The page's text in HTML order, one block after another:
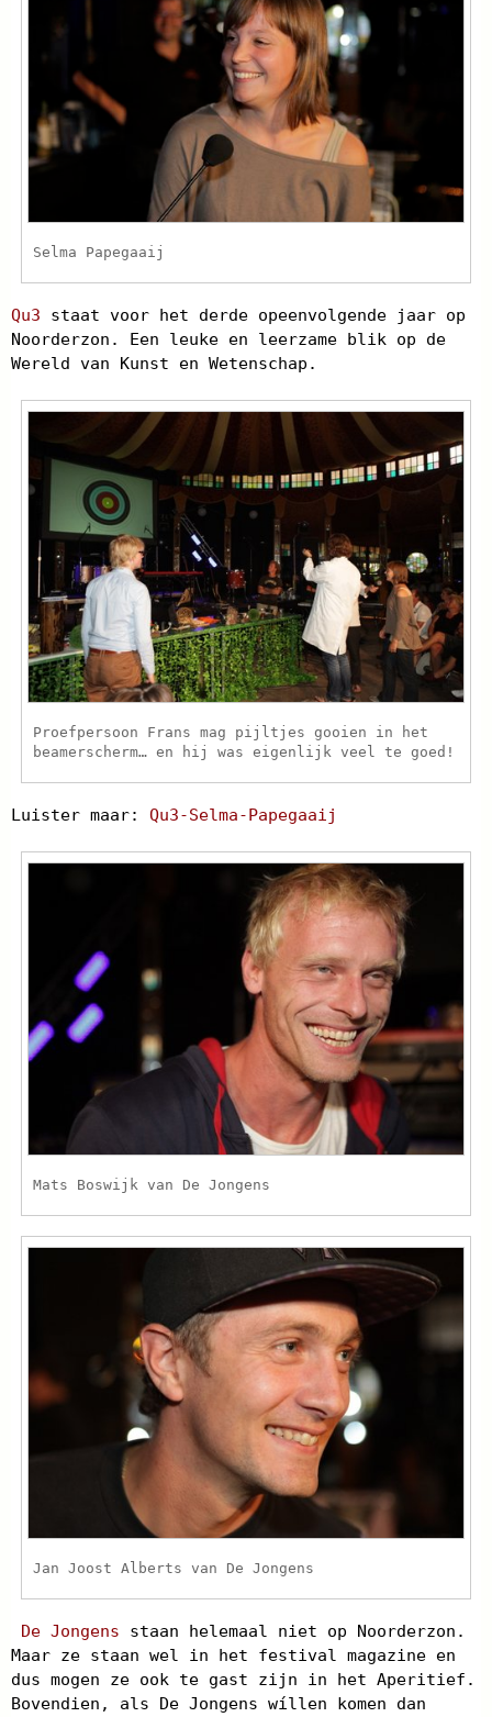
Selma Papegaaij
Qu3 staat voor het derde opeenvolgende jaar op
Noorderzon. Een leuke en leerzame blik op de
Wereld van Kunst en Wetenschap.
Proefpersoon Frans mag pijltjes gooien in het
beamerscherm… en hij was eigenlijk veel te goed!
Luister maar: Qu3-Selma-Papegaaij
Mats Boswijk van De Jongens
Jan Joost Alberts van De Jongens
De Jongens staan helemaal niet op Noorderzon.
Maar ze staan wel in het festival magazine en
dus mogen ze ook te gast zijn in het Aperitief.
Bovendien, als De Jongens wíllen komen dan